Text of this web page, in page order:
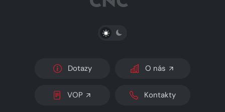
PŘEPNOUT SVĚTLÝ/TMAVÝ REŽIM
Dotazy O nás
VOP Kontakty